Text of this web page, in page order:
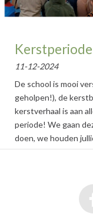
Kerstperiode
11-12-2024
De school is mooi
geholpen!), de
kerstverhaal is aan
periode! We gaan
doen, we houden